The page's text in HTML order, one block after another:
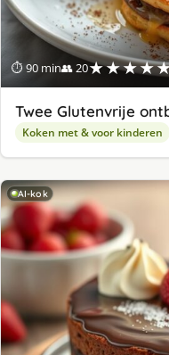
⏱ 90 min👥 20
Twee Glutenvrije
Koken met & voor kinderen
AI-kok